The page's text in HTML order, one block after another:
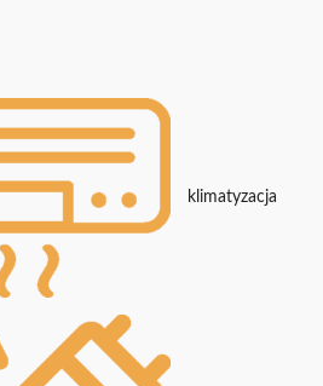
klimatyzacja